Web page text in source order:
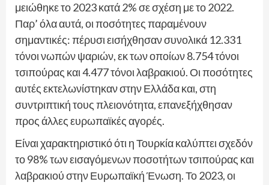
μειώθηκε το 2023 κατά 2% σε σχέση με το 2022.
Παρ’ όλα αυτά, οι ποσότητες παραμένουν
σημαντικές: πέρυσι εισήχθησαν συνολικά 12.331
τόνοι νωπών ψαριών, εκ των οποίων 8.754 τόνοι
τσιπούρας και 4.477 τόνοι λαβρακιού. Οι ποσότητες
αυτές εκτελωνίστηκαν στην Ελλάδα και, στη
συντριπτική τους πλειονότητα, επανεξήχθησαν
προς άλλες ευρωπαϊκές αγορές.
Είναι χαρακτηριστικό ότι η Τουρκία καλύπτει σχεδόν
το 98% των εισαγόμενων ποσοτήτων τσιπούρας και
λαβρακιού στην Ευρωπαϊκή Ένωση. Το 2023, οι